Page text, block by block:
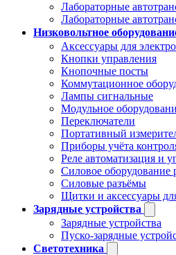
Лабораторные
Лабораторные
Низковольтное
Аксессуары для
Кнопки управления
Кнопочные посты
Коммутационное
Лампы сигнальные
Модульное
Переключатели
Портативный
Приборы учёта
Реле автоматизация и
Силовое оборудование
Силовые разъёмы
Щитки и аксессуары
Зарядные устройства
Зарядные устройства
Пуско-зарядные
Светотехника